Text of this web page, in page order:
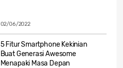
02/06/2022
5 Fitur Smartphone Kekinian
Buat Generasi Awesome
Menapaki Masa Depan